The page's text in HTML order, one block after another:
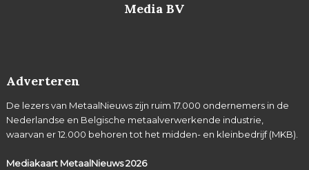
Media BV
Adverteren
De lezers van MetaalNieuws zijn ruim 17.000 ondernemers in de
Nederlandse en Belgische metaalverwerkende industrie,
waarvan er 12.000 behoren tot het midden- en kleinbedrijf (MKB).
Mediakaart MetaalNieuws2026